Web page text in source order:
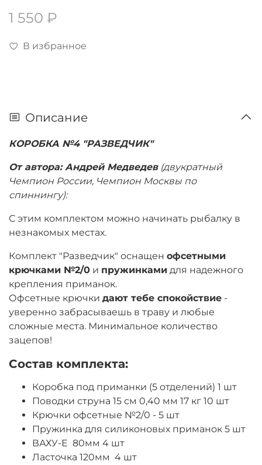
1 550 ₽
В избранное
Описание
КОРОБКА №4 "РАЗВЕДЧИК"
От автора: Андрей Медведев(двукратный
Чемпион России, Чемпион Москвы по
спиннингу):
С этим комплектом можно начинать рыбалку в
незнакомых местах.
Комплект "Разведчик" оснащен офсетными
крючками №2/0 и пружинками для надежного
крепления приманок.
Офсетные крючки дают тебе спокойствие -
уверенно забрасываешь в траву и любые
сложные места. Минимальное количество
зацепов!
Состав комплекта:
Коробка под приманки (5 отделений) 1 шт
Поводки струна 15 см 0,40 мм 17 кг 10 шт
Крючки офсетные №2/0 - 5 шт
Пружинка для силиконовых приманок 5 шт
ВАХУ-Е 80мм 4 шт
Ласточка 120мм 4 шт